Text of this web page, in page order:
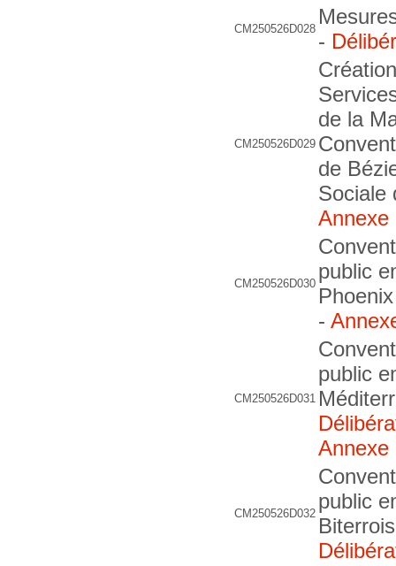
CM250526D028
-
CM250526D029
de la
de
Sociale
Annexe
CM250526D030
public
-
CM250526D031
public
Annexe
CM250526D032
public